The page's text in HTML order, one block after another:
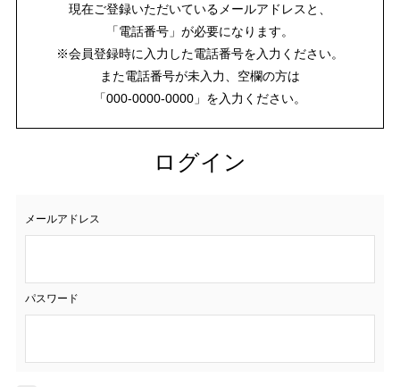
現在ご登録いただいているメールアドレスと、
「電話番号」が必要になります。
※会員登録時に入力した電話番号を入力ください。
また電話番号が未入力、空欄の方は
「000-0000-0000」を入力ください。
ログイン
メールアドレス
パスワード